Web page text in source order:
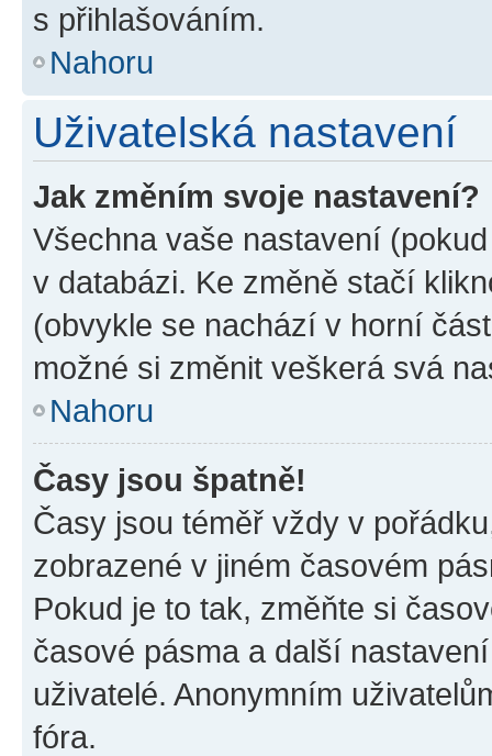
s přihlašováním.
Nahoru
Uživatelská nastavení
Jak změním svoje nastavení?
Všechna vaše nastavení
v databázi. Ke změně stačí
(obvykle se nachází v horní
možné si změnit veškerá svá
Nahoru
Časy jsou špatně!
Časy jsou téměř vždy v
zobrazené v jiném časovém
Pokud je to tak, změňte si
časové pásma a další
uživatelé. Anonymním
fóra.